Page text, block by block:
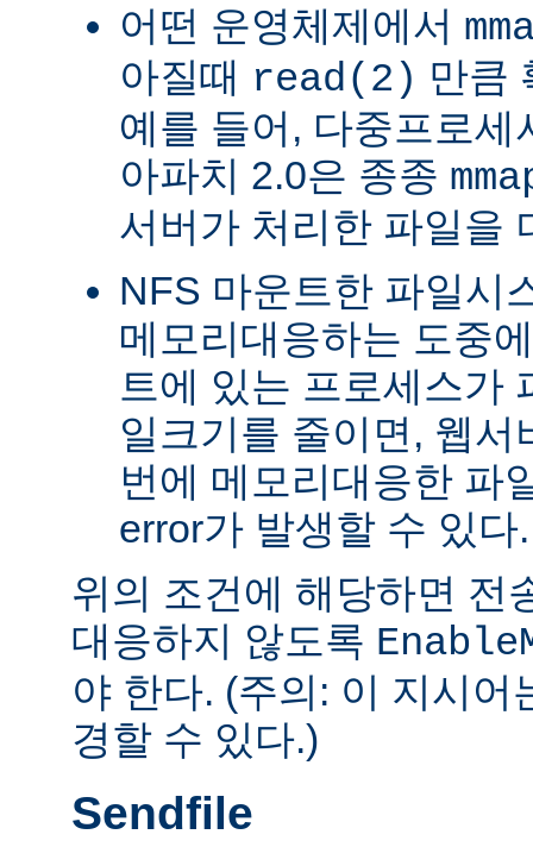
어떤 운영체제에서
아질때 read(2) 만큼
예를 들어, 다중프로
아파치 2.0은 종종
서버가 처리한 파일을
NFS 마운트한 파일시
메모리대응하는 도중
트에 있는 프로세스가
일크기를 줄이면, 웹
번에 메모리대응한 파
error가 발생할 수 있다.
위의 조건에 해당하면 전
대응하지 않도록
야 한다. (주의: 이 지시어
경할 수 있다.)
Sendfile